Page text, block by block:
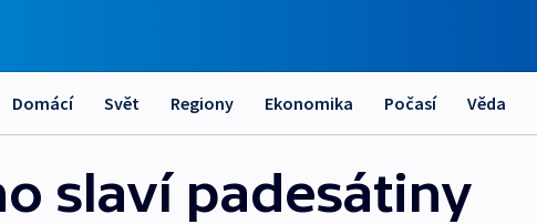
Domácí Svět Regiony Ekonomika Počasí Věda
slaví padesátiny